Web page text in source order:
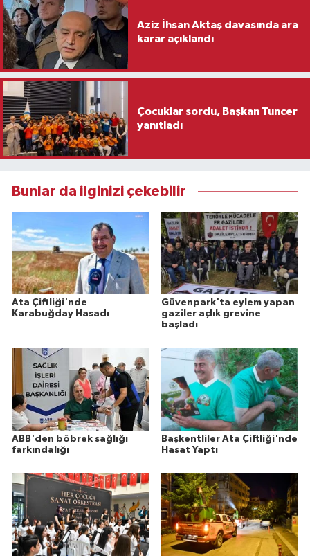
Aziz İhsan Aktaş davasında ara
karar açıklandı
Çocuklar sordu, Başkan Tuncer
yanıtladı
Bunlar da ilginizi çekebilir
Ata Çiftliği'nde
Karabuğday Hasadı
Güvenpark'ta eylem yapan
gaziler açlık grevine
başladı
ABB'den böbrek sağlığı
farkındalığı
Başkentliler Ata Çiftliği'nde
Hasat Yaptı